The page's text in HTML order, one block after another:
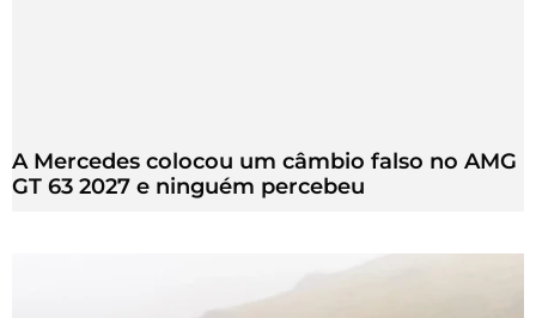
A Mercedes colocou um câmbio falso no AMG
GT 63 2027 e ninguém percebeu